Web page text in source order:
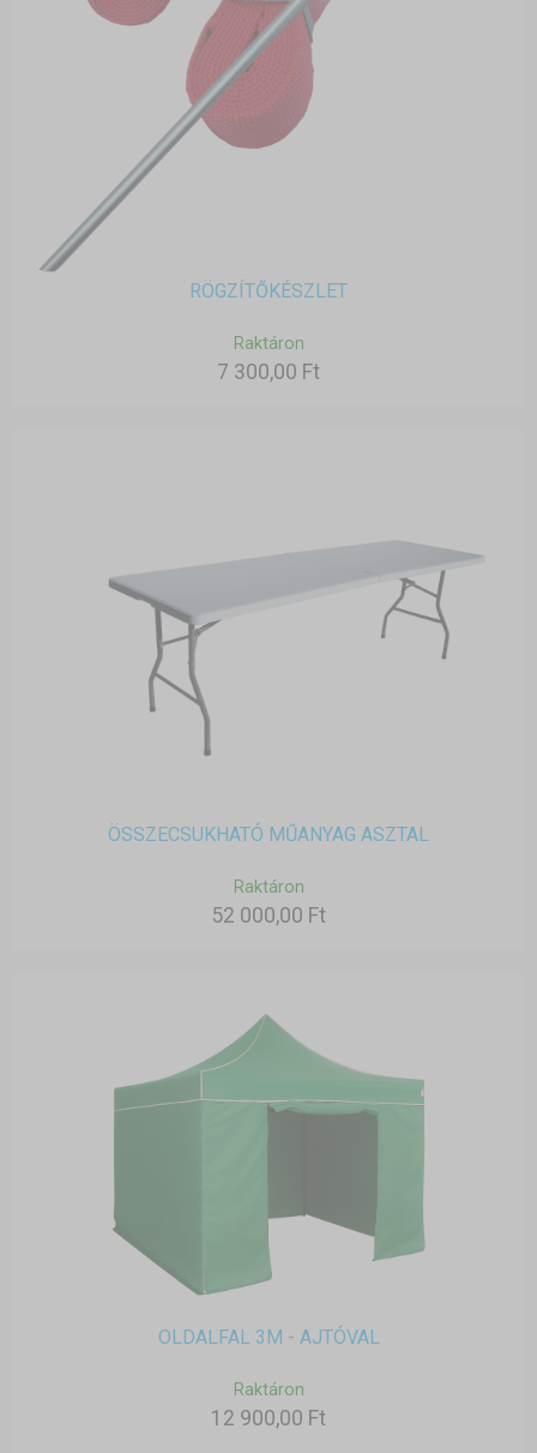
RÖGZÍTŐKÉSZLET
Raktáron
7 300,00 Ft
ÖSSZECSUKHATÓ MŰANYAG ASZTAL
Raktáron
52 000,00 Ft
OLDALFAL 3M - AJTÓVAL
Raktáron
12 900,00 Ft